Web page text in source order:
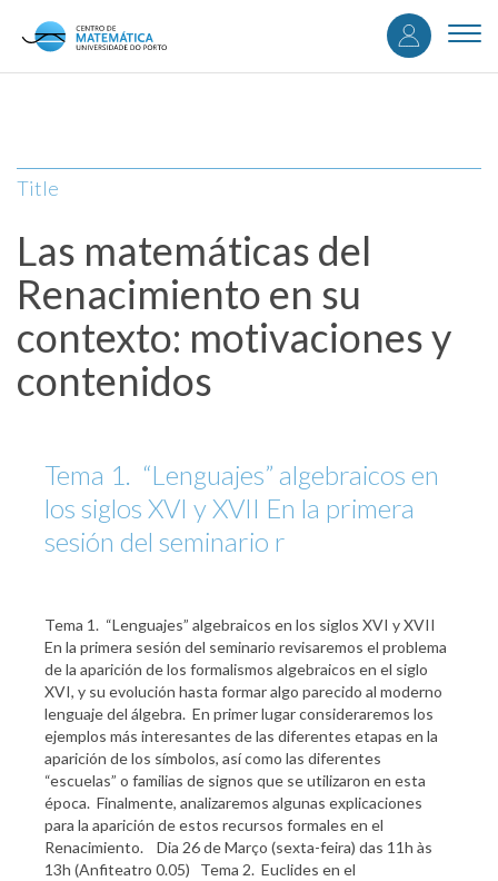
content
User
Title
Las matemáticas del
Renacimiento en su
contexto: motivaciones y
contenidos
Tema 1. “Lenguajes” algebraicos en
los siglos XVI y XVII En la primera
sesión del seminario r
Tema 1. “Lenguajes” algebraicos en los siglos XVI y XVII
En la primera sesión del seminario revisaremos el problema
de la aparición de los formalismos algebraicos en el siglo
XVI, y su evolución hasta formar algo parecido al moderno
lenguaje del álgebra. En primer lugar consideraremos los
ejemplos más interesantes de las diferentes etapas en la
aparición de los símbolos, así como las diferentes
“escuelas” o familias de signos que se utilizaron en esta
época. Finalmente, analizaremos algunas explicaciones
para la aparición de estos recursos formales en el
Renacimiento. Dia 26 de Março (sexta-feira) das 11h às
13h (Anfiteatro 0.05) Tema 2. Euclides en el